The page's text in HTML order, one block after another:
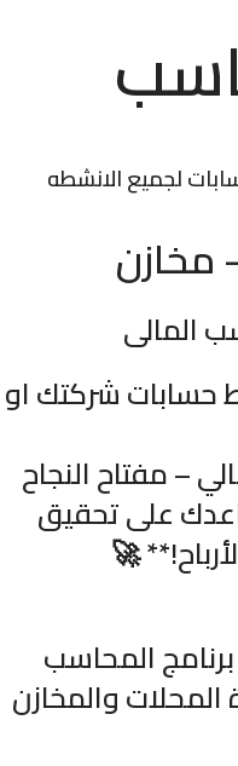
لجميع الانشطه
مخازن
المالى
شركتك او
– مفتاح النجاح
على تحقيق
🚀
المحاسب
المحلات والمخازن